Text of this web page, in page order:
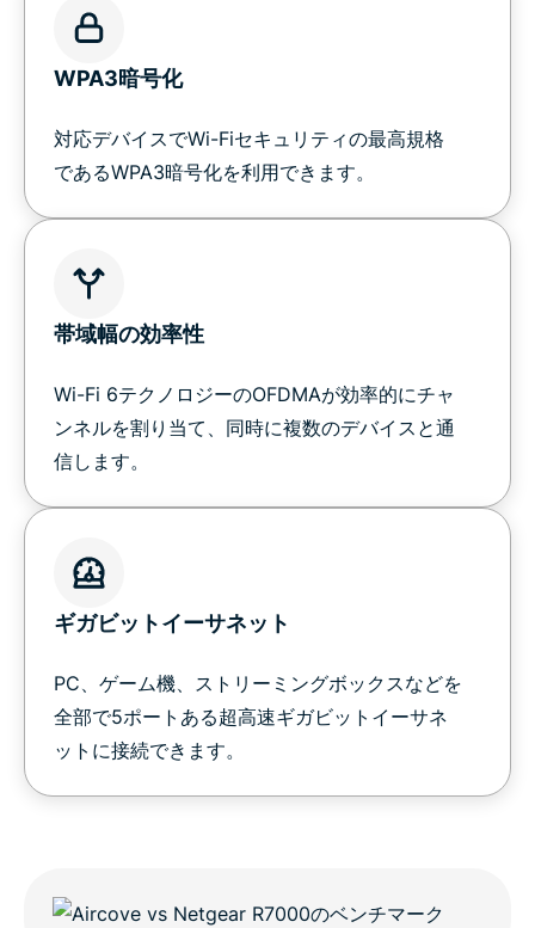
ギャラリー
Aircoveユーザーの声
デジタル保護を、再定義
WPA3暗号化
対応デバイスでWi-Fiセキュリティの最高規格
であるWPA3暗号化を利用できます。
帯域幅の効率性
Wi-Fi 6テクノロジーのOFDMAが効率的にチャ
ンネルを割り当て、同時に複数のデバイスと通
信します。
ギガビットイーサネット
PC、ゲーム機、ストリーミングボックスなどを
全部で5ポートある超高速ギガビットイーサネ
ットに接続できます。